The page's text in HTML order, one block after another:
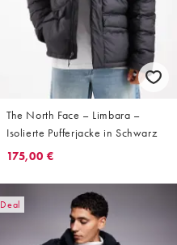
The North Face – Limbara –
Isolierte Pufferjacke in Schwarz
175,00 €
Deal